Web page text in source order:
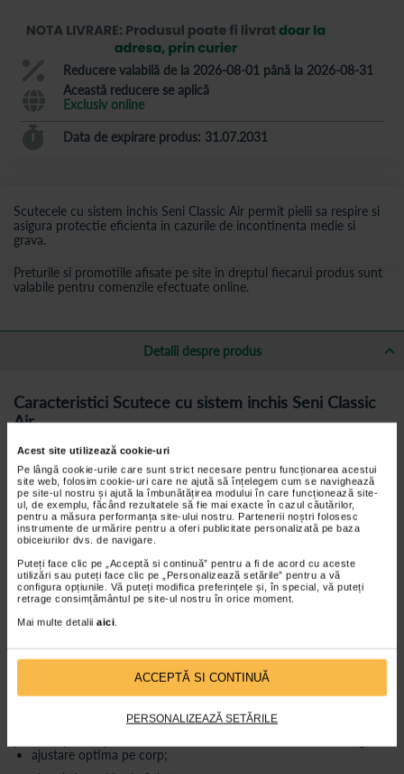
Acest site utilizează cookie-uri
Pe lângă cookie-urile care sunt strict necesare pentru funcționarea acestui
site web, folosim cookie-uri care ne ajută să înțelegem cum se navighează
pe site-ul nostru și ajută la îmbunătățirea modului în care funcționează site-
ul, de exemplu, făcând rezultatele să fie mai exacte în cazul căutărilor,
pentru a măsura performanța site-ului nostru. Partenerii noștri folosesc
instrumente de urmărire pentru a oferi publicitate personalizată pe baza
obiceiurilor dvs. de navigare.
Puteți face clic pe „Acceptă si continuă” pentru a fi de acord cu aceste
utilizări sau puteți face clic pe „Personalizează setările” pentru a vă
configura opțiunile. Vă puteți modifica preferințele și, în special, vă puteți
retrage consimțământul pe site-ul nostru în orice moment.
Mai multe detalii aici
ACCEPTĂ SI CONTINUĂ
PERSONALIZEAZĂ SETĂRILE
Reducere valabilă de la 2026-08-01 până la 2026-08-31
Această reducere se aplică
Exclusiv online
Data de expirare produs: 31.07.2031
Scutecele cu sistem inchis Seni Classic Air permit pielii sa respire si
asigura protectie eficienta in cazurile de incontinenta medie si
grava.
Preturile si promotiile afisate pe site in dreptul fiecarui produs sunt
valabile pentru comenzile efectuate online.
Detalii despre produs
Caracteristici Scutece cu sistem inchis Seni Classic
Air
permite circulatia aerului - produsele ce permit circulatia aerului
reduc riscul aparitiei iritatiilor si escarelor;
forma anatomica asigura o adaptare perfecta pe corp si
garanteaza confort si libertate de miscare;
nu contine latex - reducerea reactiilor adverse;
testate dermatologic pentru siguranta pielii dumneavoastra;
volanase laterale hidrofobe pentru protectie de incredere
impotriva scurgerilor laterale.
reducerea mirosului neplacut de urina;
indicator de umiditate - informatii despre necesitatea schimbarii
unui produs.
Marime disponibia: MEDIUM (M)
Dimensiuni: 75 - 110 cm.
Pachetul contine 30 Buc.
Scutecele cu sistem inchis Seni Classic Air reprezinta solutia
ajustare optima pe corp;